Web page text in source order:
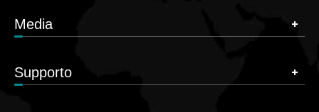
Media
Supporto